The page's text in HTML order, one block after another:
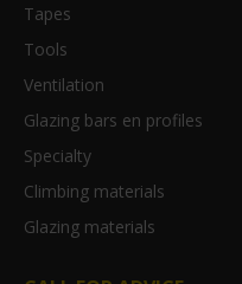
Tapes
Tools
Ventilation
Glazing bars en profiles
Specialty
Climbing materials
Glazing materials